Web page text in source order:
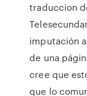
traduccion
imputación
de una
cree que
que lo